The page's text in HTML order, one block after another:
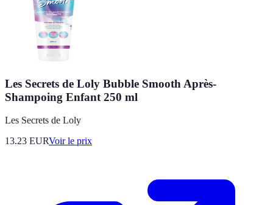
Les Secrets de Loly Bubble Smooth Après-
Shampoing Enfant 250 ml
Les Secrets de Loly
13.23 EURVoir le prix